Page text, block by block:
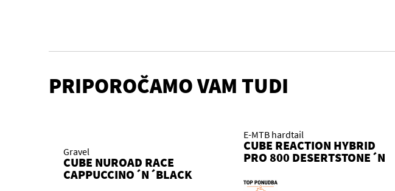
PRIPOROČAMO VAM TUDI
Gravel
CUBE NUROAD RACE
CAPPUCCINO´N´BLACK
E-MTB hardtail
CUBE REACTION HYBRID
PRO 800 DESERTSTONE´N